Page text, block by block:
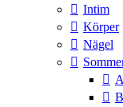
Intim
Körper
Nägel